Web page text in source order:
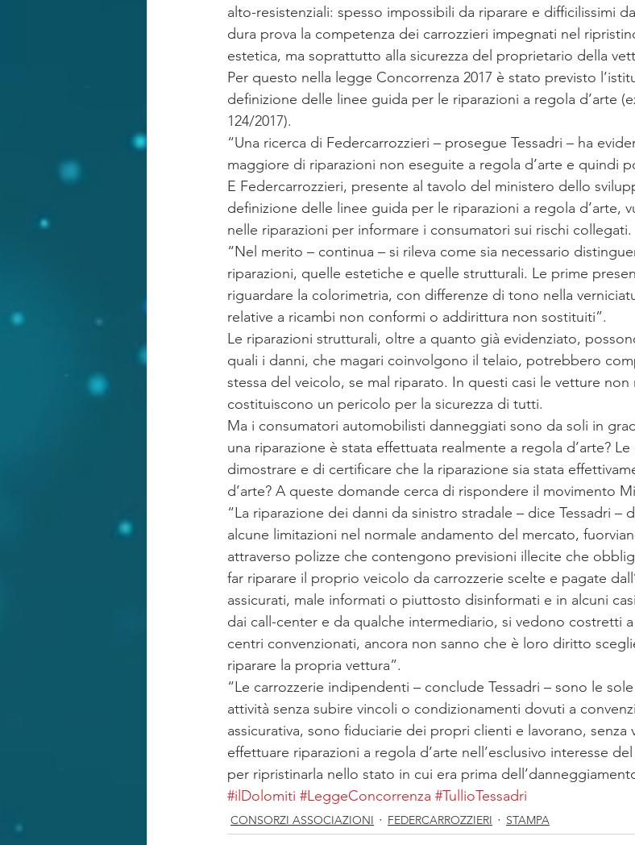
alto-resistenziali: spesso impossibili da riparare e difficilissimi
dura prova la competenza dei carrozzieri impegnati nel
estetica, ma soprattutto alla sicurezza del proprietario della
Per questo nella legge Concorrenza 2017 è stato previsto
definizione delle linee guida per le riparazioni a regola d’arte
124/2017).
“Una ricerca di Federcarrozzieri – prosegue Tessadri – ha
maggiore di riparazioni non eseguite a regola d’arte e quindi
E Federcarrozzieri, presente al tavolo del ministero dello
definizione delle linee guida per le riparazioni a regola d’arte,
nelle riparazioni per informare i consumatori sui rischi collegati.
“Nel merito – continua – si rileva come sia necessario
riparazioni, quelle estetiche e quelle strutturali. Le prime
riguardare la colorimetria, con differenze di tono nella
relative a ricambi non conformi o addirittura non sostituiti”.
Le riparazioni strutturali, oltre a quanto già evidenziato,
quali i danni, che magari coinvolgono il telaio, potrebbero
stessa del veicolo, se mal riparato. In questi casi le vetture
costituiscono un pericolo per la sicurezza di tutti.
Ma i consumatori automobilisti danneggiati sono da soli in
una riparazione è stata effettuata realmente a regola d’arte?
dimostrare e di certificare che la riparazione sia stata
d’arte? A queste domande cerca di rispondere il movimento
“La riparazione dei danni da sinistro stradale – dice Tessadri –
alcune limitazioni nel normale andamento del mercato,
attraverso polizze che contengono previsioni illecite che
far riparare il proprio veicolo da carrozzerie scelte e pagate
assicurati, male informati o piuttosto disinformati e in alcuni
dai call-center e da qualche intermediario, si vedono costretti
centri convenzionati, ancora non sanno che è loro diritto
riparare la propria vettura”.
“Le carrozzerie indipendenti – conclude Tessadri – sono le
attività senza subire vincoli o condizionamenti dovuti a
assicurativa, sono fiduciarie dei propri clienti e lavorano,
effettuare riparazioni a regola d’arte nell’esclusivo interesse
per ripristinarla nello stato in cui era prima
#ilDolomiti #LeggeConcorrenza #TullioTessadri
CONSORZI ASSOCIAZIONI FEDERCARROZZIERI STAMPA